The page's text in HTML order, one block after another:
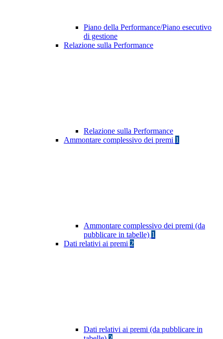
Piano della Performance/Piano esecutivo
di gestione
Relazione sulla Performance
Relazione sulla Performance
Ammontare complessivo dei premi 1
Ammontare complessivo dei premi (da
pubblicare in tabelle) 1
Dati relativi ai premi 2
Dati relativi ai premi (da pubblicare in